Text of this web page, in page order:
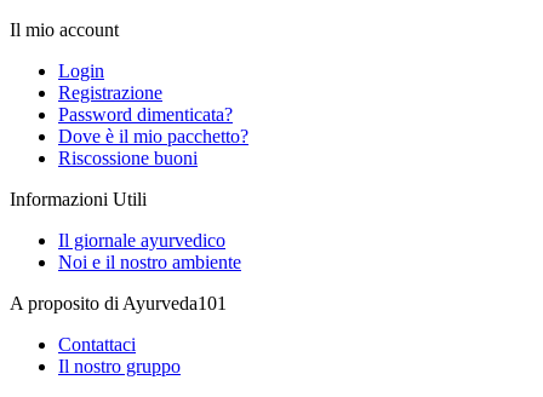
Il mio account
Login
Registrazione
Password dimenticata?
Dove è il mio pacchetto?
Riscossione buoni
Informazioni Utili
Il giornale ayurvedico
Noi e il nostro ambiente
A proposito di Ayurveda101
Contattaci
Il nostro gruppo